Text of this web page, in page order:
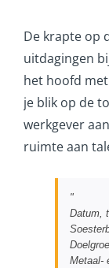
De krapte op
uitdagingen
het hoofd
je blik op de
werkgever
ruimte aan
Datum,
Metaal-